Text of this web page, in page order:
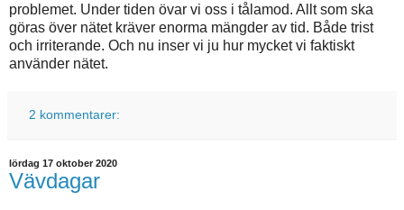
problemet. Under tiden övar vi oss i tålamod. Allt som ska
göras över nätet kräver enorma mängder av tid. Både trist
och irriterande. Och nu inser vi ju hur mycket vi faktiskt
använder nätet.
2 kommentarer:
lördag 17 oktober 2020
Vävdagar